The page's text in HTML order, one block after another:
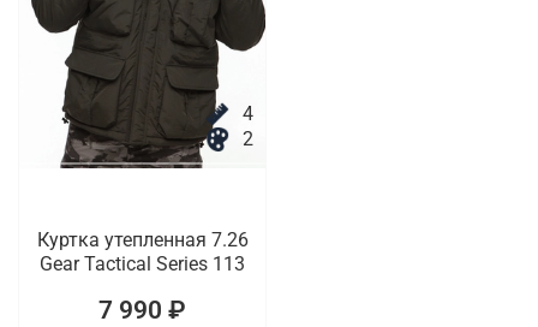
4
2
Куртка утепленная 7.26
Gear Tactical Series 113
7 990 ₽